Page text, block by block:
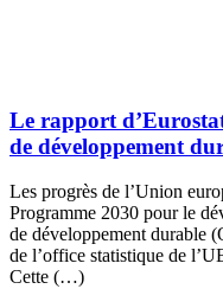
Le rapport
de développement
Les progrès de l’Union
Programme 2030 pour le
de développement durable
de l’office statistique de
Cette (…)